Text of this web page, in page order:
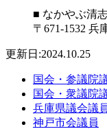
■ なかやぶ清
〒671-1532 兵
更新日:2024.10.25
国会・参議院
国会・衆議院
兵庫県議会議
神戸市会議員